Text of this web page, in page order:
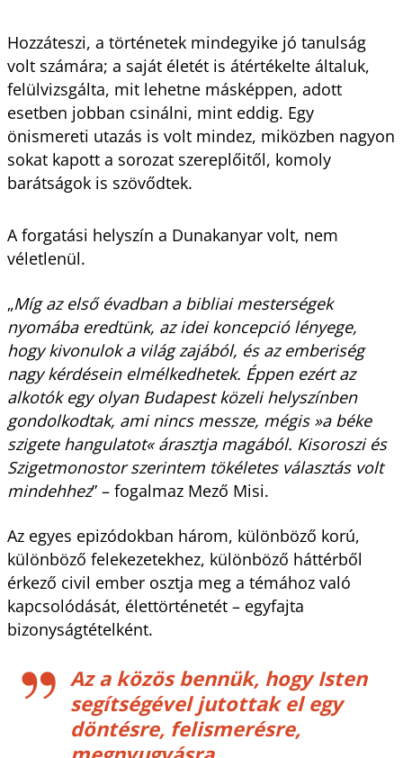
Hozzáteszi, a történetek mindegyike jó tanulság
volt számára; a saját életét is átértékelte általuk,
felülvizsgálta, mit lehetne másképpen, adott
esetben jobban csinálni, mint eddig. Egy
önismereti utazás is volt mindez, miközben nagyon
sokat kapott a sorozat szereplőitől, komoly
barátságok is szövődtek.
A forgatási helyszín a Dunakanyar volt, nem
véletlenül.
„Míg az első évadban a bibliai mesterségek
nyomába eredtünk, az idei koncepció lényege,
hogy kivonulok a világ zajából, és az emberiség
nagy kérdésein elmélkedhetek. Éppen ezért az
alkotók egy olyan Budapest közeli helyszínben
gondolkodtak, ami nincs messze, mégis »a béke
szigete hangulatot« árasztja magából. Kisoroszi és
Szigetmonostor szerintem tökéletes választás volt
mindehhez” – fogalmaz Mező Misi.
Az egyes epizódokban három, különböző korú,
különböző felekezetekhez, különböző háttérből
érkező civil ember osztja meg a témához való
kapcsolódását, élettörténetét – egyfajta
bizonyságtételként.
Az a közös bennük, hogy Isten
segítségével jutottak el egy
döntésre, felismerésre,